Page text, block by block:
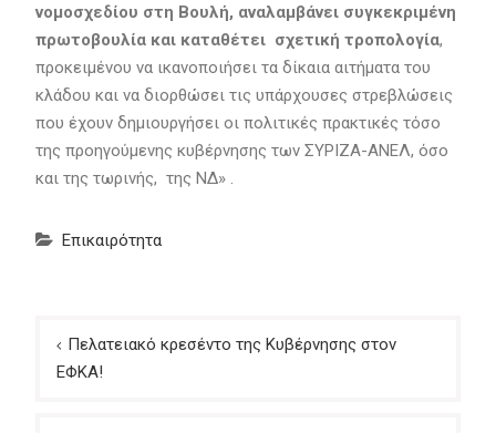
νομοσχεδίου στη Βουλή, αναλαμβάνει συγκεκριμένη
πρωτοβουλία και καταθέτει σχετική τροπολογία,
προκειμένου να ικανοποιήσει τα δίκαια αιτήματα του
κλάδου και να διορθώσει τις υπάρχουσες στρεβλώσεις
που έχουν δημιουργήσει οι πολιτικές πρακτικές τόσο
της προηγούμενης κυβέρνησης των ΣΥΡΙΖΑ-ΑΝΕΛ, όσο
και της τωρινής, της ΝΔ» .
Επικαιρότητα
Πλοήγηση
άρθρων
Πελατειακό κρεσέντο της Κυβέρνησης στον
ΕΦΚΑ!